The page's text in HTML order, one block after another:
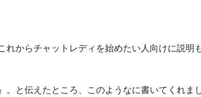
れからチャットレディを始めたい人向けに説明
。と伝えたところ、このようなに書いてくれま